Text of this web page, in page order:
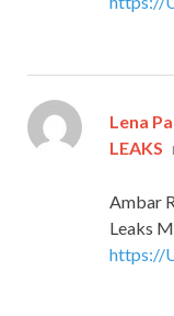
Lena
LEAKS
Ambar
Leaks
https://